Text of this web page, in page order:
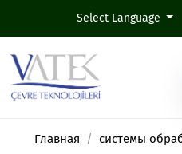
Select Language
Главная системы